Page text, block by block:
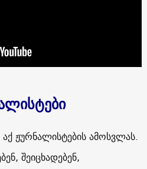
ჟურნალისტების ამოსვლას.
შეიცხადებენ,